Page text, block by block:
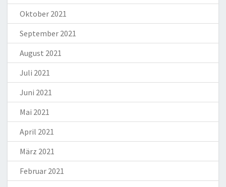
Oktober 2021
September 2021
August 2021
Juli 2021
Juni 2021
Mai 2021
April 2021
März 2021
Februar 2021